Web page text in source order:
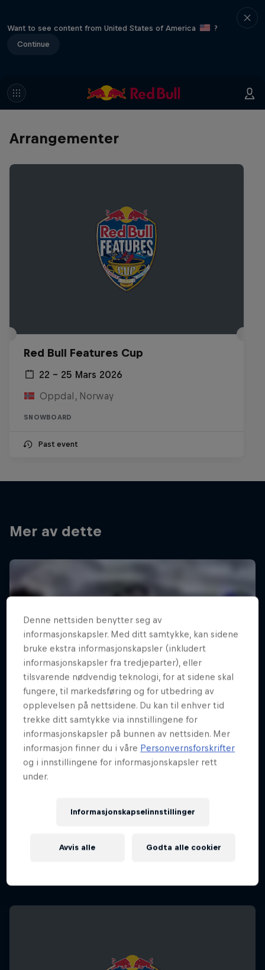
Want to see content from United States of America
?
Continue
Arrangementer
Red Bull Features Cup
22 – 25 Mars 2026
Oppdal, Norway
SNOWBOARD
Past event
Mer av dette
Denne nettsiden benytter seg av
informasjonskapsler. Med ditt samtykke, kan sidene
bruke ekstra informasjonskapsler (inkludert
informasjonskapsler fra tredjeparter), eller
tilsvarende nødvendig teknologi, for at sidene skal
fungere, til markedsføring og for utbedring av
opplevelsen på nettsidene. Du kan til enhver tid
trekke ditt samtykke via innstillingene for
informasjonskapsler på bunnen av nettsiden. Mer
informasjon finner du i våre Personvernsforskrifter
og i innstillingene for informasjonskapsler rett
under.
Informasjonskapselinnstillinger
Avvis alle Godta alle cookier